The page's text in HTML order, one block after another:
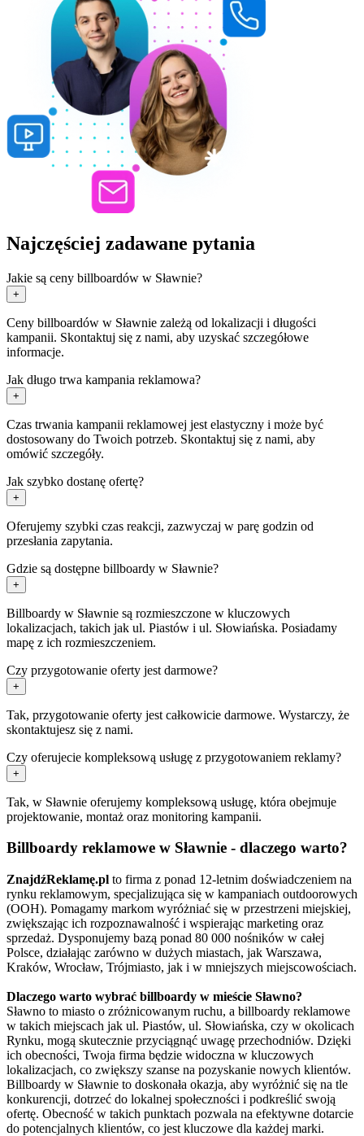
Najczęściej zadawane pytania
Jakie są ceny billboardów w Sławnie?
+
Ceny billboardów w Sławnie zależą od lokalizacji i długości
kampanii. Skontaktuj się z nami, aby uzyskać szczegółowe
informacje.
Jak długo trwa kampania reklamowa?
+
Czas trwania kampanii reklamowej jest elastyczny i może być
dostosowany do Twoich potrzeb. Skontaktuj się z nami, aby
omówić szczegóły.
Jak szybko dostanę ofertę?
+
Oferujemy szybki czas reakcji, zazwyczaj w parę godzin od
przesłania zapytania.
Gdzie są dostępne billboardy w Sławnie?
+
Billboardy w Sławnie są rozmieszczone w kluczowych
lokalizacjach, takich jak ul. Piastów i ul. Słowiańska. Posiadamy
mapę z ich rozmieszczeniem.
Czy przygotowanie oferty jest darmowe?
+
Tak, przygotowanie oferty jest całkowicie darmowe. Wystarczy, że
skontaktujesz się z nami.
Czy oferujecie kompleksową usługę z przygotowaniem reklamy?
+
Tak, w Sławnie oferujemy kompleksową usługę, która obejmuje
projektowanie, montaż oraz monitoring kampanii.
Billboardy reklamowe w Sławnie - dlaczego warto?
ZnajdźReklamę.pl to firma z ponad 12-letnim doświadczeniem na
rynku reklamowym, specjalizująca się w kampaniach outdoorowych
(OOH). Pomagamy markom wyróżniać się w przestrzeni miejskiej,
zwiększając ich rozpoznawalność i wspierając marketing oraz
sprzedaż. Dysponujemy bazą ponad 80 000 nośników w całej
Polsce, działając zarówno w dużych miastach, jak Warszawa,
Kraków, Wrocław, Trójmiasto, jak i w mniejszych miejscowościach.
Dlaczego warto wybrać billboardy w mieście Sławno?
Sławno to miasto o zróżnicowanym ruchu, a billboardy reklamowe
w takich miejscach jak ul. Piastów, ul. Słowiańska, czy w okolicach
Rynku, mogą skutecznie przyciągnąć uwagę przechodniów. Dzięki
ich obecności, Twoja firma będzie widoczna w kluczowych
lokalizacjach, co zwiększy szanse na pozyskanie nowych klientów.
Billboardy w Sławnie to doskonała okazja, aby wyróżnić się na tle
konkurencji, dotrzeć do lokalnej społeczności i podkreślić swoją
ofertę. Obecność w takich punktach pozwala na efektywne dotarcie
do potencjalnych klientów, co jest kluczowe dla każdej marki.